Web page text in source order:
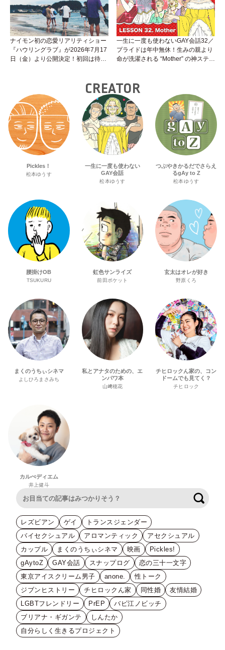
ナイモン初の恋愛リアリティショー
『ハウリングラブ』が2026年7月17
日（金）より公開決定！初回は待望
一生に一度も使わないGAY会話32／
プライドは年中無休！生みの親より
命が洗濯される “Mother” の神ステー
CREATOR
Pickles！
松本ゆうす
一生に一度も使わない
GAY会話
松本ゆうす
つぶやきかるだでさらえ
るgAy to Z
松本ゆうす
腰掛けOB
TSUKURU
虹色サンライズ
前田ポケット
玄太はオレが好き
野原くろ
まくのうちぃシネマ
よしひろまさみち
私とアナタのための、エ
ンパワ本
山﨑穂花
チヒロックん家の、コン
ドームでも見てく？
チヒロック
カルぺディエム
井上健斗
レズビアン ゲイ
トランスジェンダー
バイセクシュアル
アロマンティック
アセクシュアル
カップル
まくのうちぃシネマ 映画
Pickles!
gAytoZ
GAY会話 スナップログ
恋の三十一文字
東京アイスクリーム男子
anone.
性トーク
ジブンヒストリー
チヒロックん家 同性婚
友情結婚
LGBTフレンドリー
PrEP
バビ江ノビッチ
ブリアナ・ギガンテ
しんたか
自分らしく生きるプロジェクト